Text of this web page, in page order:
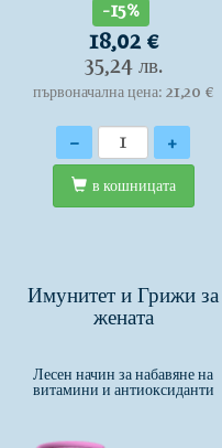
-15%
18,02 €
35,24 лв.
първоначална цена: 21,20 €
Количество
- +
в кошницата
Имунитет и Грижи за
жената
Лесен начин за набавяне на
витамини и антиоксиданти